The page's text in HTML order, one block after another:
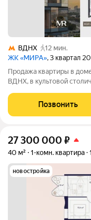
ВДНХ
12 мин.
ЖК «МИРА», 3 квартал
Продажа квартиры в
ВДНХ, в культовой
квартира площадью
этаже 24 этажного дома.
Позвонить
27 300 000 ₽
40 м² 1-комн. квартира
новостройка